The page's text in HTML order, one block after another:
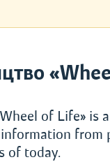
of Life» is
from
of today.